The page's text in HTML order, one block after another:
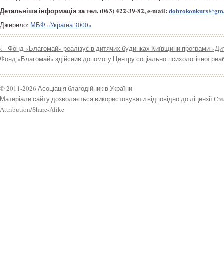
Детальніша інформація за тел. (063) 422-39-82, e-mail:
Джерело: МБФ «Україна 3000»
← Фонд «Благомай» реалізує в дитячих будинках Київщини програми
Фонд «Благомай» здійснив допомогу Центру соціально-психологічної
© 2011-2026 Асоціація благодійників України
Матеріали сайту дозволяється використовувати відповідно до ліцензії
Attribution/Share-Alike